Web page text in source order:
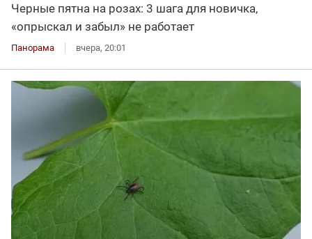
Черные пятна на розах: 3 шага для новичка,
«опрыскал и забыл» не работает
Панорама вчера, 20:01